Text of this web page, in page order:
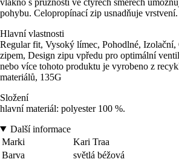
pohybu. Celopropínací zip usnadňuje vrstvení.
Hlavní vlastnosti
Regular fit, Vysoký límec, Pohodlné, Izolační,
zipem, Design zipu vpředu pro optimální
nebo více tohoto produktu je vyrobeno z
materiálů, 135G
Složení
hlavní materiál: polyester 100 %.
Další informace
Marki
Kari Traa
Barva
světlá béžová